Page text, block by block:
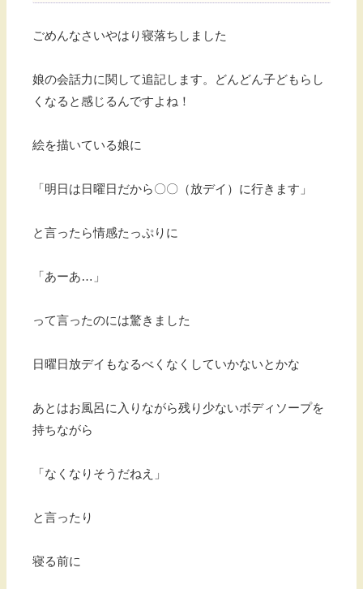
ごめんなさいやはり寝落ちしました
娘の会話力に関して追記します。どんどん子どもらし
くなると感じるんですよね！
絵を描いている娘に
「明日は日曜日だから〇〇（放デイ）に行きます」
と言ったら情感たっぷりに
「あーあ…」
って言ったのには驚きました
日曜日放デイもなるべくなくしていかないとかな
あとはお風呂に入りながら残り少ないボディソープを
持ちながら
「なくなりそうだねえ」
と言ったり
寝る前に